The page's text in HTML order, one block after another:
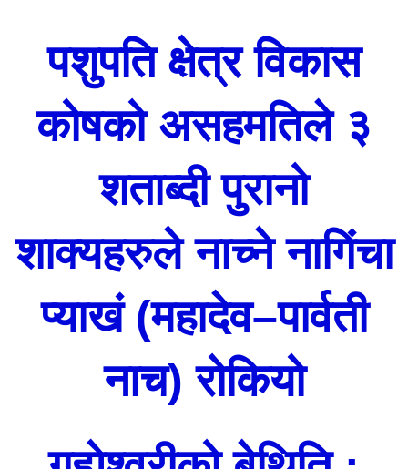
पशुपति क्षेत्र विकास
कोषको असहमतिले ३
शताब्दी पुरानो
शाक्यहरुले नाच्ने नागिंचा
प्याखं (महादेव–पार्वती
नाच) रोकियो